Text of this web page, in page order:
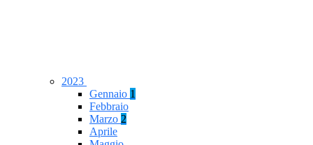
2023
Gennaio 1
Febbraio
Marzo 2
Aprile